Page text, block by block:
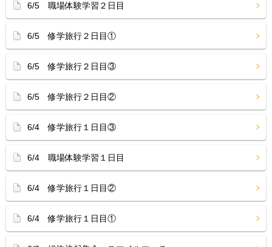
6/5 職場体験学習２日目
6/5 修学旅行２日目①
6/5 修学旅行２日目③
6/5 修学旅行２日目②
6/4 修学旅行１日目③
6/4 職場体験学習１日目
6/4 修学旅行１日目②
6/4 修学旅行１日目①